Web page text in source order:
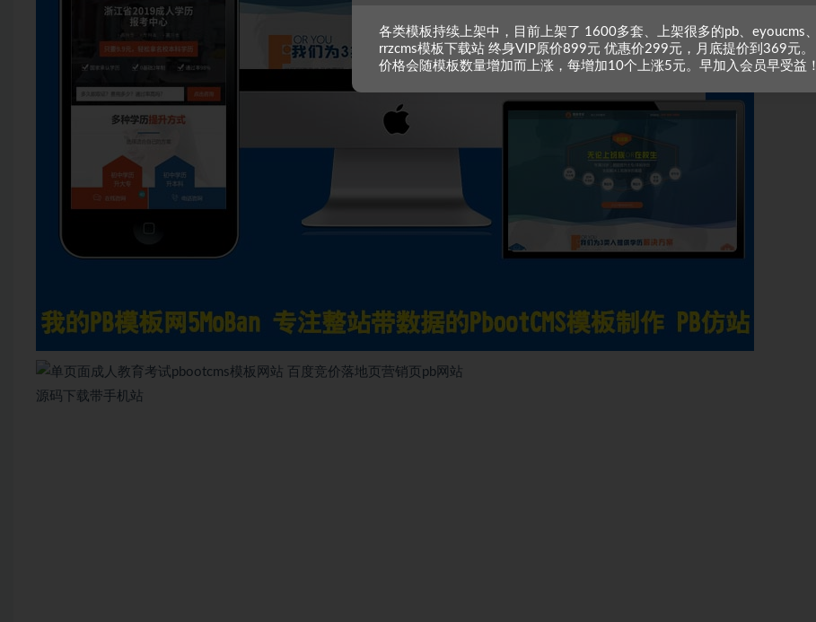
各类模板持续上架中，目前上架了 1600多套、上架很多的pb、eyoucms、
rrzcms模板下载站 终身VIP原价899元 优惠价299元，月底提价到369元。
价格会随模板数量增加而上涨，每增加10个上涨5元。早加入会员早受益！